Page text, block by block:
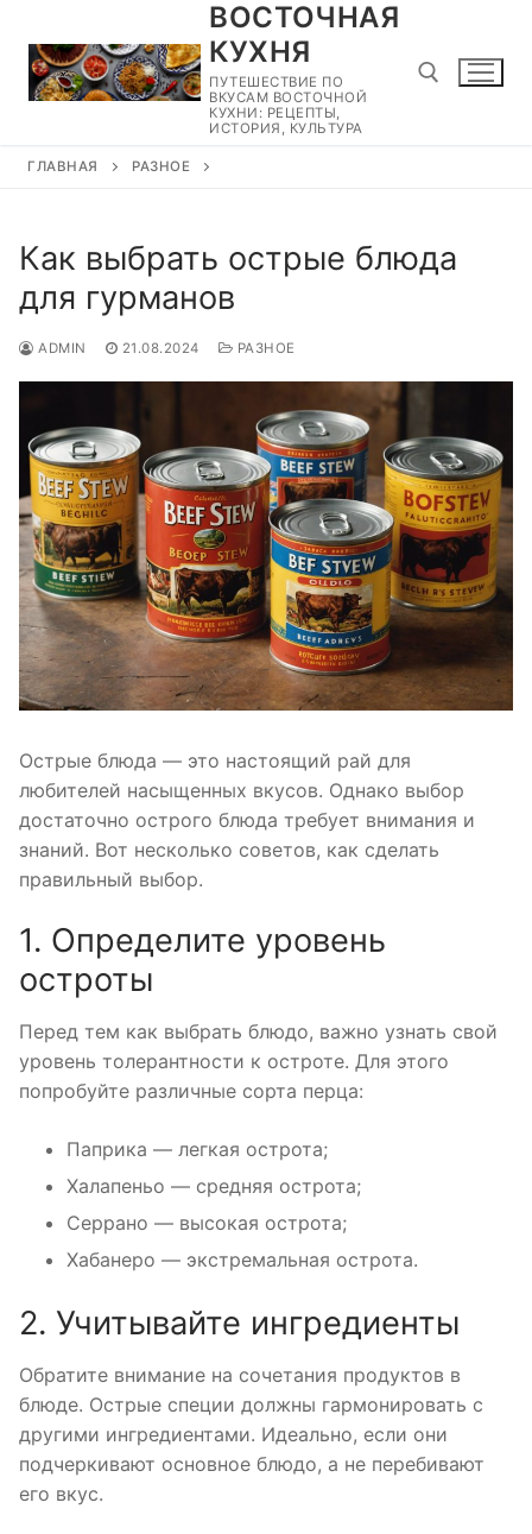
содержимому
ВОСТОЧНАЯ
КУХНЯ
ПУТЕШЕСТВИЕ ПО
ВКУСАМ ВОСТОЧНОЙ
КУХНИ: РЕЦЕПТЫ,
ИСТОРИЯ, КУЛЬТУРА
ГЛАВНАЯ РАЗНОЕ
Как выбрать острые блюда
для гурманов
ADMIN 21.08.2024 РАЗНОЕ
Острые блюда — это настоящий рай для
любителей насыщенных вкусов. Однако выбор
достаточно острого блюда требует внимания и
знаний. Вот несколько советов, как сделать
правильный выбор.
1. Определите уровень
остроты
Перед тем как выбрать блюдо, важно узнать свой
уровень толерантности к остроте. Для этого
попробуйте различные сорта перца:
Паприка — легкая острота;
Халапеньо — средняя острота;
Серрано — высокая острота;
Хабанеро — экстремальная острота.
2. Учитывайте ингредиенты
Обратите внимание на сочетания продуктов в
блюде. Острые специи должны гармонировать с
другими ингредиентами. Идеально, если они
подчеркивают основное блюдо, а не перебивают
его вкус.